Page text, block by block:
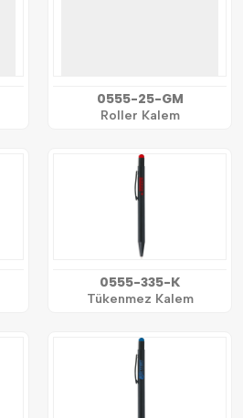
0555-25-GM
Roller Kalem
0555-335-K
Tükenmez Kalem